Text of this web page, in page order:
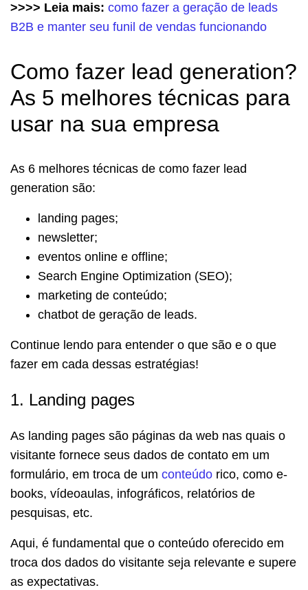
>>>> Leia mais: como fazer a geração de leads
B2B e manter seu funil de vendas funcionando
Como fazer lead generation?
As 5 melhores técnicas para
usar na sua empresa
As 6 melhores técnicas de como fazer lead
generation são:
landing pages;
newsletter;
eventos online e offline;
Search Engine Optimization (SEO);
marketing de conteúdo;
chatbot de geração de leads.
Continue lendo para entender o que são e o que
fazer em cada dessas estratégias!
1. Landing pages
As landing pages são páginas da web nas quais o
visitante fornece seus dados de contato em um
formulário, em troca de um conteúdo rico, como e-
books, vídeoaulas, infográficos, relatórios de
pesquisas, etc.
Aqui, é fundamental que o conteúdo oferecido em
troca dos dados do visitante seja relevante e supere
as expectativas.